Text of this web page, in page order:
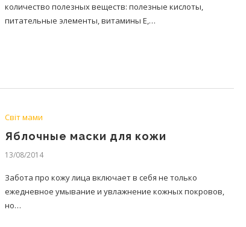
количество полезных веществ: полезные кислоты,
питательные элементы, витамины Е,…
Світ мами
Яблочные маски для кожи
13/08/2014
Забота про кожу лица включает в себя не только
ежедневное умывание и увлажнение кожных покровов,
но…